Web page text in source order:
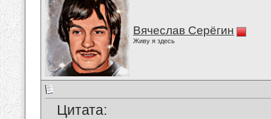
Вячеслав Серёгин
Живу я здесь
Цитата: